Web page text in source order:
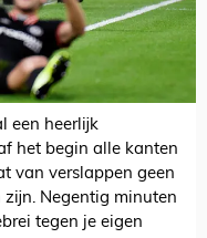
een heerlijk
het begin alle kanten
van verslappen geen
zijn. Negentig minuten
tegen je eigen